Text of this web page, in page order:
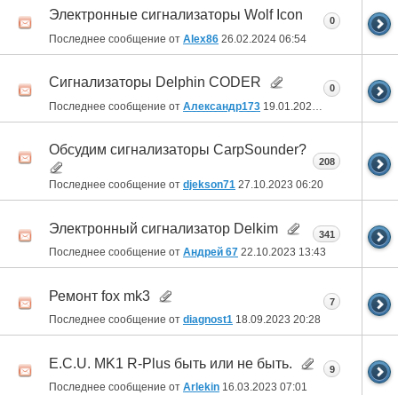
Электронные сигнализаторы Wolf Icon
Последнее сообщение от Alex86 26.02.2024 06:54
0
Сигнализаторы Delphin CODER
Последнее сообщение от Александр173 19.01.2024 13:55
0
Обсудим сигнализаторы CarpSounder?
Последнее сообщение от djekson71 27.10.2023 06:20
208
Электронный сигнализатор Delkim
Последнее сообщение от Андрей 67 22.10.2023 13:43
341
Ремонт fox mk3
Последнее сообщение от diagnost1 18.09.2023 20:28
7
E.C.U. MK1 R-Plus быть или не быть.
Последнее сообщение от Arlekin 16.03.2023 07:01
9